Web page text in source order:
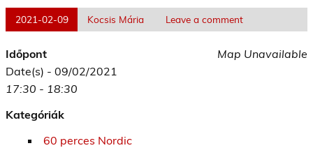
2021-02-09 Kocsis Mária Leave a comment
Map Unavailable
Időpont
Date(s) - 09/02/2021
17:30 - 18:30
Kategóriák
60 perces Nordic